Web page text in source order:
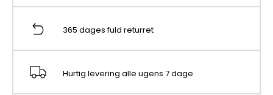
365 dages fuld returret
Hurtig levering alle ugens 7 dage